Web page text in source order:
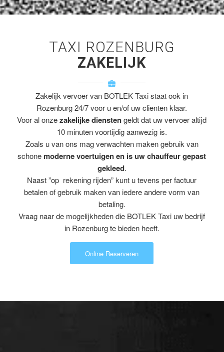
TAXI ROZENBURG
ZAKELIJK
Zakelijk vervoer van BOTLEK Taxi staat ook in
Rozenburg 24/7 voor u en/of uw clienten klaar.
Voor al onzezakelijke dienstengeldt dat uw vervoer altijd
10 minuten voortijdig aanwezig is.
Zoals u van ons mag verwachten maken gebruik van
schone moderne voertuigen en is uw chauffeur gepast
gekleed.
Naast ”op rekening rijden” kunt u tevens per factuur
betalen of gebruik maken van iedere andere vorm van
betaling.
Vraag naar de mogelijkheden die BOTLEK Taxi uw bedrijf
in Rozenburg te bieden heeft.
Online Reserveren